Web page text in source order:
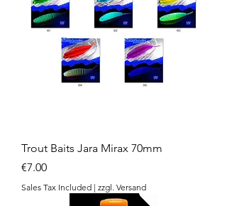
Trout Baits Jara Mirax 70mm
Price
€7.00
Sales Tax Included | zzgl. Versand